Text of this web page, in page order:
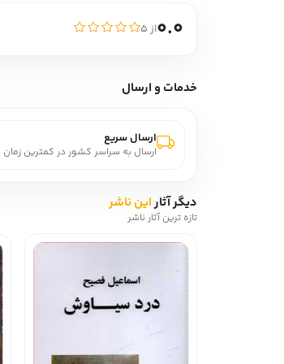
0.0از ۵
خدمات و ارسال
ارسال سریع
ارسال به سراسر کشور در کمترین زمان
دیگر آثاراین ناشر
تازه ترین آثار ناشر